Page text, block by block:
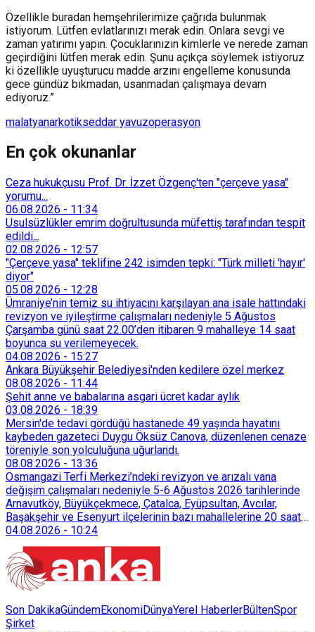
Özellikle buradan hemşehrilerimize çağrıda bulunmak
istiyorum. Lütfen evlatlarınızı merak edin. Onlara sevgi ve
zaman yatırımı yapın. Çocuklarınızın kimlerle ve nerede zaman
geçirdiğini lütfen merak edin. Şunu açıkça söylemek istiyoruz
ki özellikle uyuşturucu madde arzını engelleme konusunda
gece gündüz bıkmadan, usanmadan çalışmaya devam
ediyoruz.”
malatyanarkotikseddar yavuzoperasyon
En çok okunanlar
Ceza hukukçusu Prof. Dr. İzzet Özgenç'ten "çerçeve yasa"
yorumu...
06.08.2026 - 11:34
Usulsüzlükler emrim doğrultusunda müfettiş tarafından tespit
edildi...
02.08.2026 - 12:57
"Çerçeve yasa" teklifine 242 isimden tepki: "Türk milleti 'hayır'
diyor"
05.08.2026 - 12:28
Ümraniye’nin temiz su ihtiyacını karşılayan ana isale hattındaki
revizyon ve iyileştirme çalışmaları nedeniyle 5 Ağustos
Çarşamba günü saat 22.00’den itibaren 9 mahalleye 14 saat
boyunca su verilemeyecek.
04.08.2026 - 15:27
Ankara Büyükşehir Belediyesi'nden kedilere özel merkez
08.08.2026 - 11:44
Şehit anne ve babalarına asgari ücret kadar aylık
03.08.2026 - 18:39
Mersin'de tedavi gördüğü hastanede 49 yaşında hayatını
kaybeden gazeteci Duygu Öksüz Canova, düzenlenen cenaze
töreniyle son yolculuğuna uğurlandı.
08.08.2026 - 13:36
Osmangazi Terfi Merkezi’ndeki revizyon ve arızalı vana
değişim çalışmaları nedeniyle 5-6 Ağustos 2026 tarihlerinde
Arnavutköy, Büyükçekmece, Çatalca, Eyüpsultan, Avcılar,
Başakşehir ve Esenyurt ilçelerinin bazı mahallelerine 20 saat
süreyle su verilemeyecek.
04.08.2026 - 10:24
Son DakikaGündemEkonomiDünyaYerel HaberlerBültenSpor
Şirket